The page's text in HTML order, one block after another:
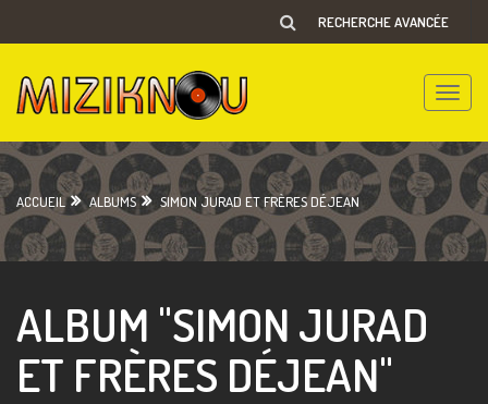
RECHERCHE AVANCÉE
Toggle
ACCUEIL ALBUMS SIMON JURAD ET FRÈRES DÉJEAN
ALBUM "SIMON JURAD
ET FRÈRES DÉJEAN"